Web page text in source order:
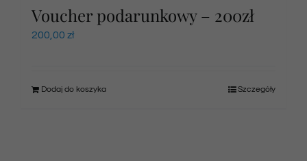
Voucher podarunkowy – 200zł
200,00 zł
Dodaj do koszyka Szczegóły